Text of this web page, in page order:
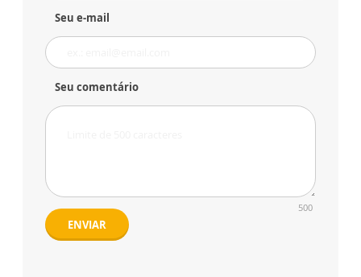
Seu e-mail
Seu comentário
500
ENVIAR